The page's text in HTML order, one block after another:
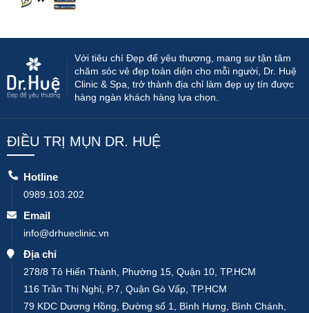
Với tiêu chí Đẹp để yêu thương, mang sự tận tâm
chăm sóc vẻ đẹp toàn diện cho mỗi người, Dr. Huệ
Clinic & Spa, trở thành địa chỉ làm đẹp uy tín được
hàng ngàn khách hàng lựa chọn.
ĐIỀU TRỊ MỤN DR. HUỆ
Hotline
0989.103.202
Email
info@drhueclinic.vn
Địa chỉ
278/8 Tô Hiến Thành, Phường 15, Quận 10, TP.HCM
116 Trần Thị Nghỉ, P.7, Quận Gò Vấp, TP.HCM
79 KDC Dương Hồng, Đường số 1, Bình Hưng, Bình Chánh,